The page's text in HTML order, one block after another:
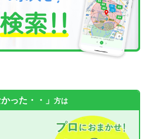
った・・」 方は